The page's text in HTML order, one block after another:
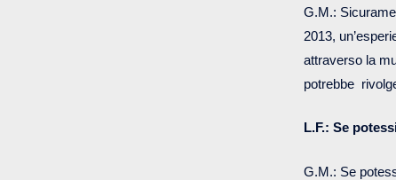
G.M.:
2013,
attraverso la
potrebbe
L.F.: Se
G.M.: Se